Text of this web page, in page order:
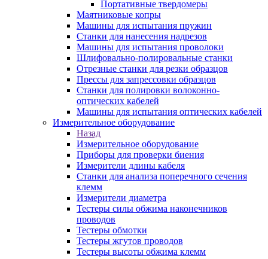
Портативные твердомеры
Маятниковые копры
Машины для испытания пружин
Станки для нанесения надрезов
Машины для испытания проволоки
Шлифовально-полировальные станки
Отрезные станки для резки образцов
Прессы для запрессовки образцов
Станки для полировки волоконно-
оптических кабелей
Машины для испытания оптических кабелей
Измерительное оборудование
Назад
Измерительное оборудование
Приборы для проверки биения
Измерители длины кабеля
Станки для анализа поперечного сечения
клемм
Измерители диаметра
Тестеры силы обжима наконечников
проводов
Тестеры обмотки
Тестеры жгутов проводов
Тестеры высоты обжима клемм